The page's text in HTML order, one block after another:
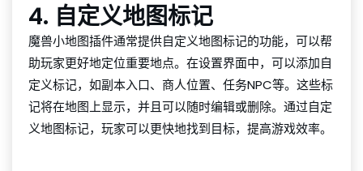
4. 自定义地图标记
魔兽小地图插件通常提供自定义地图标记的功能，可以帮
助玩家更好地定位重要地点。在设置界面中，可以添加自
定义标记，如副本入口、商人位置、任务NPC等。这些标
记将在地图上显示，并且可以随时编辑或删除。通过自定
义地图标记，玩家可以更快地找到目标，提高游戏效率。